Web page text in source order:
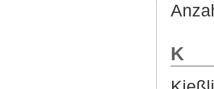
K